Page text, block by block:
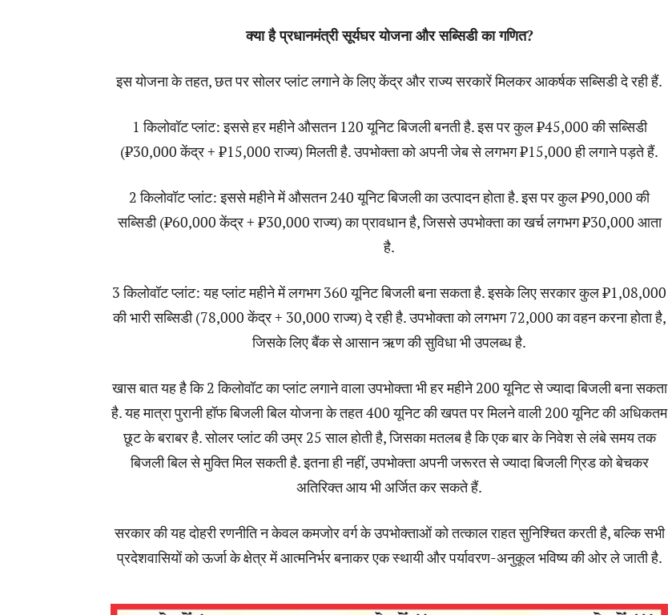
क्या है प्रधानमंत्री सूर्यघर योजना और सब्सिडी का गणित?
इस योजना के तहत, छत पर सोलर प्लांट लगाने के लिए केंद्र और राज्य सरकारें मिलकर आकर्षक सब्सिडी दे रही हैं.
1 किलोवॉट प्लांट: इससे हर महीने औसतन 120 यूनिट बिजली बनती है. इस पर कुल ₹45,000 की सब्सिडी
(₹30,000 केंद्र + ₹15,000 राज्य) मिलती है. उपभोक्ता को अपनी जेब से लगभग ₹15,000 ही लगाने पड़ते हैं.
2 किलोवॉट प्लांट: इससे महीने में औसतन 240 यूनिट बिजली का उत्पादन होता है. इस पर कुल ₹90,000 की
सब्सिडी (₹60,000 केंद्र + ₹30,000 राज्य) का प्रावधान है, जिससे उपभोक्ता का खर्च लगभग ₹30,000 आता
है.
3 किलोवॉट प्लांट: यह प्लांट महीने में लगभग 360 यूनिट बिजली बना सकता है. इसके लिए सरकार कुल ₹1,08,000
की भारी सब्सिडी (78,000 केंद्र + 30,000 राज्य) दे रही है. उपभोक्ता को लगभग 72,000 का वहन करना होता है,
जिसके लिए बैंक से आसान ऋण की सुविधा भी उपलब्ध है.
खास बात यह है कि 2 किलोवॉट का प्लांट लगाने वाला उपभोक्ता भी हर महीने 200 यूनिट से ज्यादा बिजली बना सकता
है. यह मात्रा पुरानी हॉफ बिजली बिल योजना के तहत 400 यूनिट की खपत पर मिलने वाली 200 यूनिट की अधिकतम
छूट के बराबर है. सोलर प्लांट की उम्र 25 साल होती है, जिसका मतलब है कि एक बार के निवेश से लंबे समय तक
बिजली बिल से मुक्ति मिल सकती है. इतना ही नहीं, उपभोक्ता अपनी जरूरत से ज्यादा बिजली ग्रिड को बेचकर
अतिरिक्त आय भी अर्जित कर सकते हैं.
सरकार की यह दोहरी रणनीति न केवल कमजोर वर्ग के उपभोक्ताओं को तत्काल राहत सुनिश्चित करती है, बल्कि सभी
प्रदेशवासियों को ऊर्जा के क्षेत्र में आत्मनिर्भर बनाकर एक स्थायी और पर्यावरण-अनुकूल भविष्य की ओर ले जाती है.